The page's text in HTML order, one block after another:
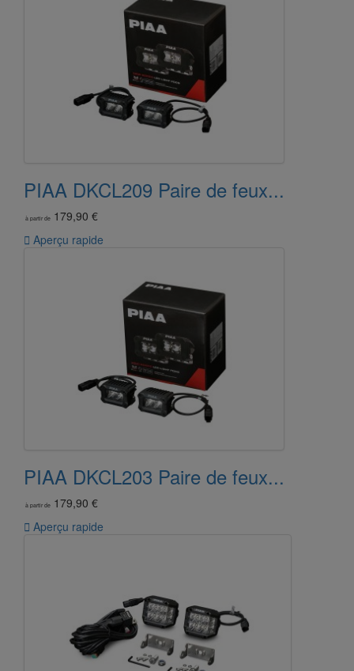
PIAA DKCL209 Paire de feux...
à partir de 179,90 €
 Aperçu rapide
PIAA DKCL203 Paire de feux...
à partir de 179,90 €
 Aperçu rapide